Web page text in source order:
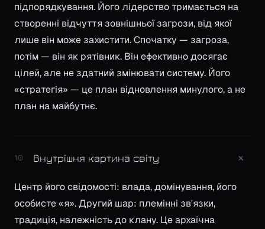
підпорядкування. Його лідерство тримається на
створенні відчуття зовнішньої загрози, від якої
лише він може захистити. Спочатку — загроза,
потім — він як рятівник. Він ефективно досягає
цілей, але не здатний змінювати систему. Його
«стратегія» — це план відновлення минулого, а не
план на майбутнє.
10 Внутрішня картина світу +
Центр його свідомості: влада, домінування, його
особисте «я». Другий шар: племінні зв'язки,
традиція, належність до клану. Це архаїчна